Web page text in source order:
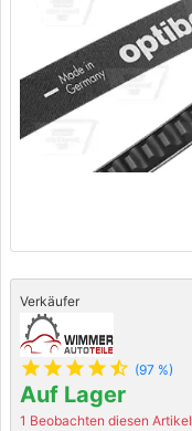
Verkäufer
star star star star star_half (97 %)
Auf Lager
1 Beobachten diesen Artikel